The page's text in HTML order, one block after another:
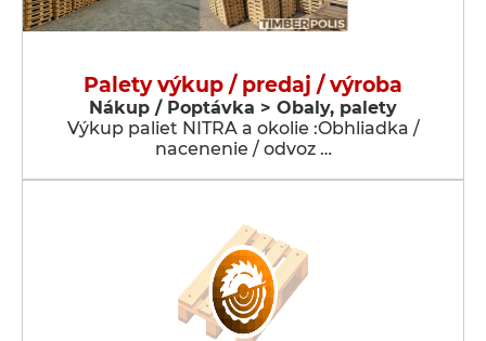
Palety výkup / predaj / výroba
Nákup / Poptávka > Obaly, palety
Výkup paliet NITRA a okolie :Obhliadka /
nacenenie / odvoz …